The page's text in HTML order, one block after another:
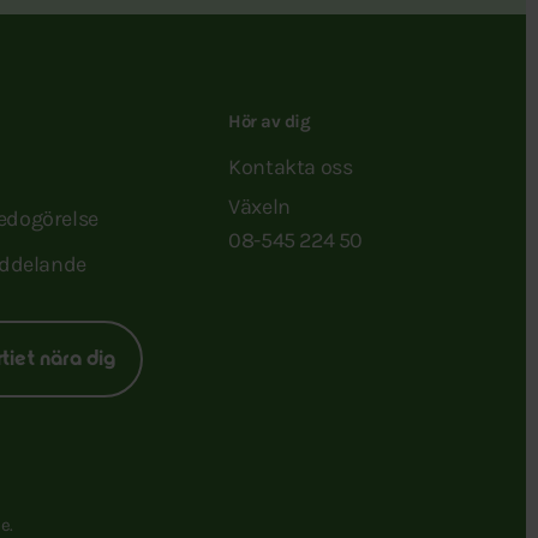
nära dig
Hör av dig
Kontakta oss
Växeln
08-545 224 50